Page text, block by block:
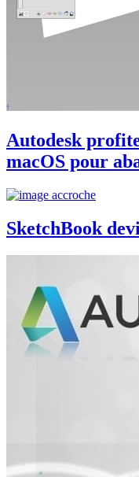
Autodesk
macOS pour
SketchBook